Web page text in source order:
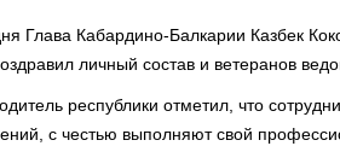
Глава Кабардино-Балкарии Казбек
личный состав и ветеранов
республики отметил, что
с честью выполняют свой